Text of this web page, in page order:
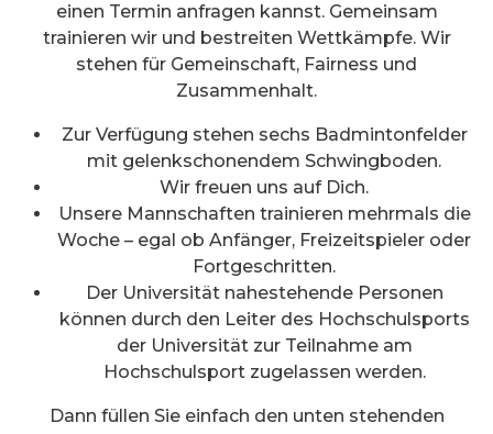
einen Termin anfragen kannst. Gemeinsam
trainieren wir und bestreiten Wettkämpfe. Wir
stehen für Gemeinschaft, Fairness und
Zusammenhalt.
Zur Verfügung stehen sechs Badmintonfelder
mit gelenkschonendem Schwingboden.
Wir freuen uns auf Dich.
Unsere Mannschaften trainieren mehrmals die
Woche – egal ob Anfänger, Freizeitspieler oder
Fortgeschritten.
Der Universität nahestehende Personen
können durch den Leiter des Hochschulsports
der Universität zur Teilnahme am
Hochschulsport zugelassen werden.
Dann füllen Sie einfach den unten stehenden